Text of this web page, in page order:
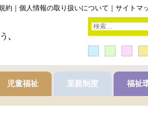
約 個人情報の取り扱いについて サイトマ
児童福祉 里親制度 福祉